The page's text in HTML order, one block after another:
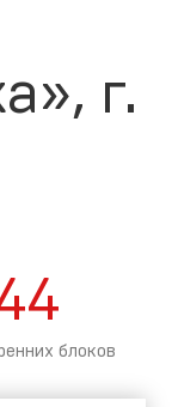
Ремонт и
Условия
г.
блоков